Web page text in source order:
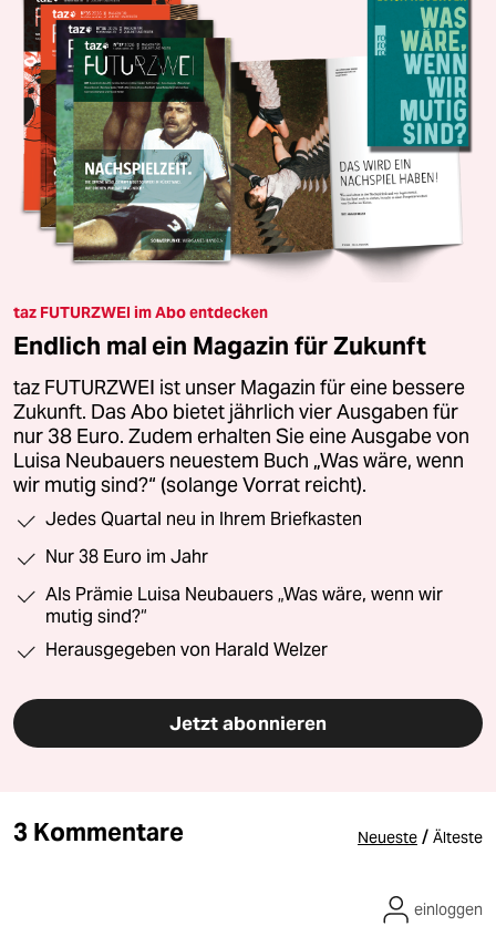
taz FUTURZWEI im Abo entdecken
Endlich mal ein Magazin für Zukunft
taz FUTURZWEI ist unser Magazin für eine bessere
Zukunft. Das Abo bietet jährlich vier Ausgaben für
nur 38 Euro. Zudem erhalten Sie eine Ausgabe von
Luisa Neubauers neuestem Buch „Was wäre, wenn
wir mutig sind?“ (solange Vorrat reicht).
Jedes Quartal neu in Ihrem Briefkasten
Nur 38 Euro im Jahr
Als Prämie Luisa Neubauers „Was wäre, wenn wir
mutig sind?“
Herausgegeben von Harald Welzer
Jetzt abonnieren
3 Kommentare Neueste / Älteste
einloggen